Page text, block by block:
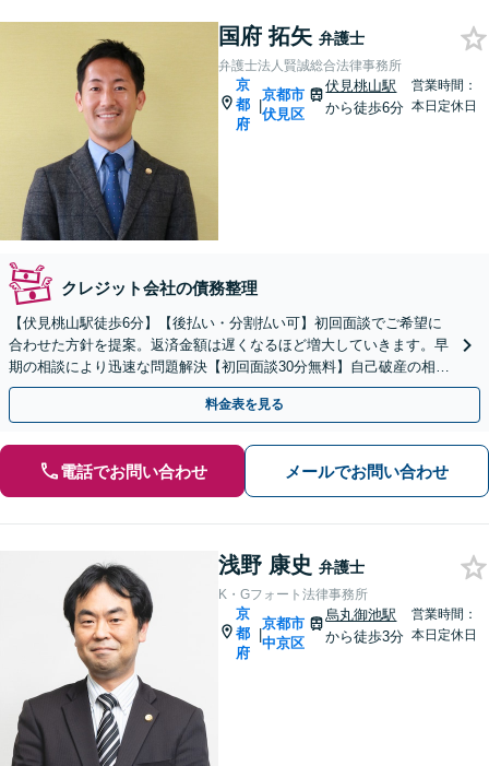
国府 拓矢 弁護士
弁護士法人賢誠総合法律事務所
京
都
府
|
京都市
伏見区
伏見桃山駅
から徒歩6分
営業時間：
本日定休日
クレジット会社の債務整理
【伏見桃山駅徒歩6分】【後払い・分割払い可】初回面談でご希望に
合わせた方針を提案。返済金額は遅くなるほど増大していきます。早
期の相談により迅速な問題解決【初回面談30分無料】自己破産の相談
や、自宅や愛車を残したい方もお任せください。
料金表を見る
電話でお問い合わせ メールでお問い合わせ
浅野 康史 弁護士
K・Gフォート法律事務所
京
都
府
|
京都市
中京区
烏丸御池駅
から徒歩3分
営業時間：
本日定休日